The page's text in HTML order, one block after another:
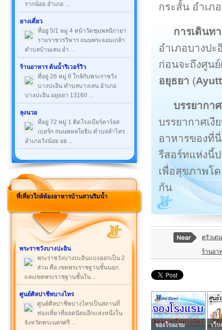
รากน้อย อำเภอ ...
ยางเดี่ยว
ที่อยู่ 5/1 หมู่ 4 หน้าวัดชุมพลนิกายา
รามราชวรวิหาร ถนนพระจอมเกล้า
ตำบลบ้านเลน อำ ...
ร้านอาหาร ต้นน้ำริเวอร์วิว
ที่อยู่ 26 หมู่ 6 ใกล้กับพระราชวัง
บางปะอิน ตำบลบางเลน อำเภอ
บางปะอิน อยุธยา 13160 ...
ลุงนวย
ที่อยู่ 72 หมู่ 1 ติดโรงเบียร์คาร์ลส
เบอร์ก ถนนพหลโยธิน ตำบลลำไทร
อำเภอวังน้อย อย ...
ที่เที่ยวใกล้ห้องอาหารบ้านสวนริมน้ำ
พระราชวังบางปะอิน
พระราชวังบางปะอินแบ่งออกเป็น 2
ส่วน คือ เขตพระราชฐานชั้นนอก
และเขตพระราชฐานชั้นใน ...
ศูนย์ศิลปาชีพบางไทร
ศูนย์ศิลปาชีพบางไทรเป็นสถานที่
ท่องเที่ยวที่ยอดนิยมอีกแห่งหนึ่งใน
จังหวัดพระนครศรี ...
กระสั้น อำเภอ
การเดินท
อำเภอบางป
ก่อนจะถึงศูน
อยุธยา (
บรรยากาศ
บรรยากาศเงี
อาหารของที่
รีสอร์ทแห่งนี้
เพื่อสุขภาพโ
กัน
ครัวเด่น
ร้านอา
จองโรงแรม เว็บ